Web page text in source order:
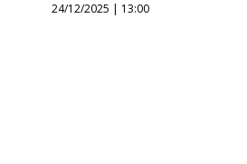
24/12/2025 | 13:00